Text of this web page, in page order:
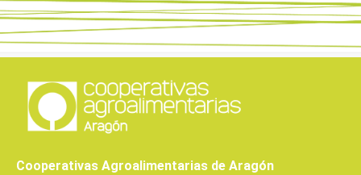
Cooperativas Agroalimentarias de Aragón